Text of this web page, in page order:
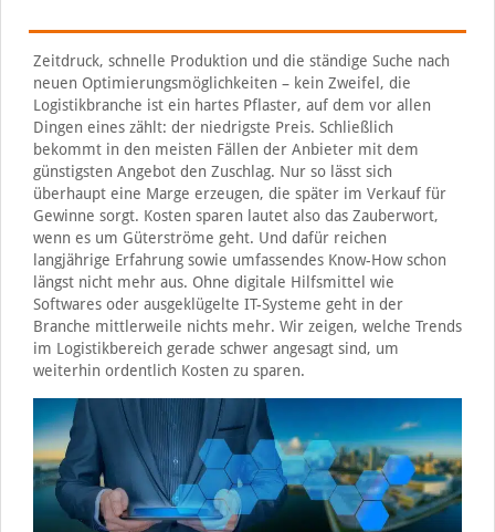
Zeitdruck, schnelle Produktion und die ständige Suche nach
neuen Optimierungsmöglichkeiten – kein Zweifel, die
Logistikbranche ist ein hartes Pflaster, auf dem vor allen
Dingen eines zählt: der niedrigste Preis. Schließlich
bekommt in den meisten Fällen der Anbieter mit dem
günstigsten Angebot den Zuschlag. Nur so lässt sich
überhaupt eine Marge erzeugen, die später im Verkauf für
Gewinne sorgt. Kosten sparen lautet also das Zauberwort,
wenn es um Güterströme geht. Und dafür reichen
langjährige Erfahrung sowie umfassendes Know-How schon
längst nicht mehr aus. Ohne digitale Hilfsmittel wie
Softwares oder ausgeklügelte IT-Systeme geht in der
Branche mittlerweile nichts mehr. Wir zeigen, welche Trends
im Logistikbereich gerade schwer angesagt sind, um
weiterhin ordentlich Kosten zu sparen.